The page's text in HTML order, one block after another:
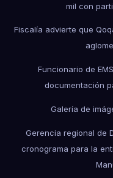
mil con
Fiscalía advierte que
Funcionario de
documentación
Galería de
Gerencia regional de
cronograma para la